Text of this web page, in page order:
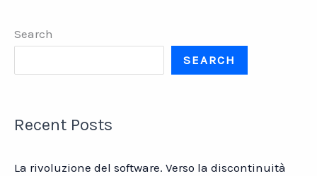
Search
SEARCH
Recent Posts
La rivoluzione del software. Verso la discontinuità